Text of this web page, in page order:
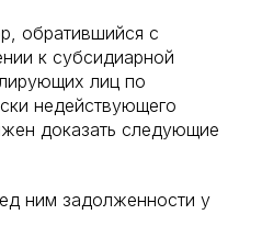
обратившийся с
к субсидиарной
лиц по
недействующего
доказать следующие
ним задолженности у